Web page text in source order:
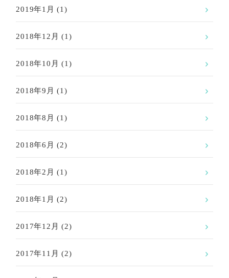
2019年1月 (1)
2018年12月 (1)
2018年10月 (1)
2018年9月 (1)
2018年8月 (1)
2018年6月 (2)
2018年2月 (1)
2018年1月 (2)
2017年12月 (2)
2017年11月 (2)